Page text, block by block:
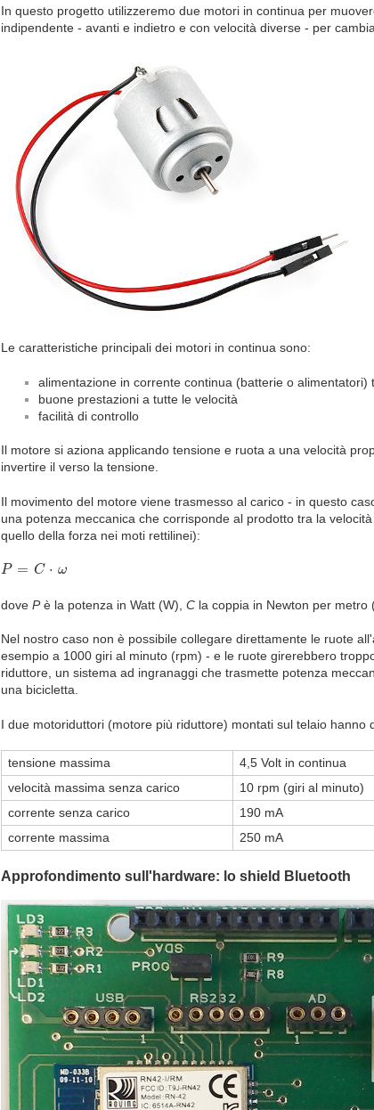
In questo progetto utilizzeremo due motori in continua per
indipendente - avanti e indietro e con velocità diverse - per
Le caratteristiche principali dei motori in continua sono:
alimentazione in corrente continua (batterie o alimentatori)
buone prestazioni a tutte le velocità
facilità di controllo
Il motore si aziona applicando tensione e ruota a una velocità
invertire il verso la tensione.
Il movimento del motore viene trasmesso al carico - in questo
una potenza meccanica che corrisponde al prodotto tra la
quello della forza nei moti rettilinei):
P = C ⋅ ω
P= ω
dove Pè la potenza in Watt (W), C la coppia in Newton per
Nel nostro caso non è possibile collegare direttamente le ruote
esempio a 1000 giri al minuto (rpm) - e le ruote girerebbero
riduttore, un sistema ad ingranaggi che trasmette potenza
una bicicletta.
I due motoriduttori (motore più riduttore) montati sul telaio hanno
tensione massima
4,5 Volt in continua
velocità massima senza carico
10 rpm (giri al minuto)
corrente senza carico
190 mA
corrente massima
250 mA
Approfondimento sull'hardware: lo shield Bluetooth